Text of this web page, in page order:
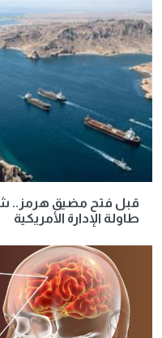
قبل فتح مضيق هرمز..
طاولة الإدارة الأمريكية